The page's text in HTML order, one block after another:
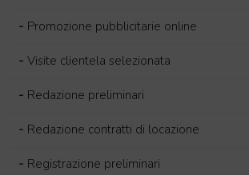
- Promozione pubblicitarie online
- Visite clientela selezionata
- Redazione preliminari
- Redazione contratti di locazione
- Registrazione preliminari